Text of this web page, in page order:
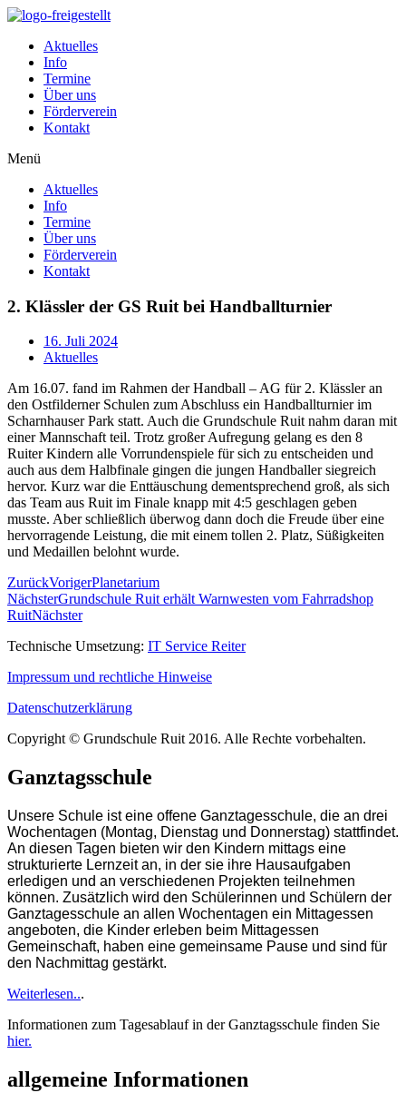
Zum
wechselnAktuelles
Info
Termine
Über uns
Förderverein
Kontakt
Menü
Aktuelles
Info
Termine
Über uns
Förderverein
Kontakt
2. Klässler der GS Ruit bei Handballturnier
16. Juli 2024
Aktuelles
Am 16.07. fand im Rahmen der Handball – AG für 2. Klässler an
den Ostfilderner Schulen zum Abschluss ein Handballturnier im
Scharnhauser Park statt. Auch die Grundschule Ruit nahm daran mit
einer Mannschaft teil. Trotz großer Aufregung gelang es den 8
Ruiter Kindern alle Vorrundenspiele für sich zu entscheiden und
auch aus dem Halbfinale gingen die jungen Handballer siegreich
hervor. Kurz war die Enttäuschung dementsprechend groß, als sich
das Team aus Ruit im Finale knapp mit 4:5 geschlagen geben
musste. Aber schließlich überwog dann doch die Freude über eine
hervorragende Leistung, die mit einem tollen 2. Platz, Süßigkeiten
und Medaillen belohnt wurde.
ZurückVorigerPlanetarium
NächsterGrundschule Ruit erhält Warnwesten vom Fahrradshop
RuitNächster
Technische Umsetzung: IT Service Reiter
Impressum und rechtliche Hinweise
Datenschutzerklärung
Copyright © Grundschule Ruit 2016. Alle Rechte vorbehalten.
Ganztagsschule
Unsere Schule ist eine offene Ganztagesschule, die an drei
Wochentagen (Montag, Dienstag und Donnerstag) stattfindet.
An diesen Tagen bieten wir den Kindern mittags eine
strukturierte Lernzeit an, in der sie ihre Hausaufgaben
erledigen und an verschiedenen Projekten teilnehmen
können. Zusätzlich wird den Schülerinnen und Schülern der
Ganztagesschule an allen Wochentagen ein Mittagessen
angeboten, die Kinder erleben beim Mittagessen
Gemeinschaft, haben eine gemeinsame Pause und sind für
den Nachmittag gestärkt.
Weiterlesen...
Informationen zum Tagesablauf in der Ganztagsschule finden Sie
hier.
allgemeine Informationen